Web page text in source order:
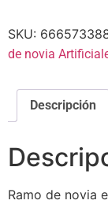
SKU:
de novia
Descripción
Ramo de novia